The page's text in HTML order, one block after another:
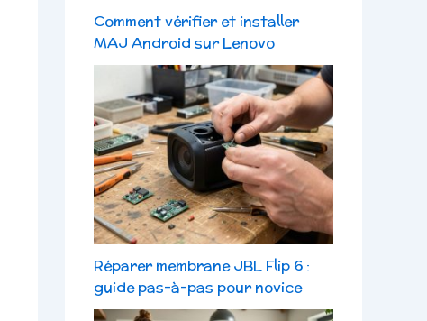
Comment vérifier et installer
MAJ Android sur Lenovo
Réparer membrane JBL Flip 6 :
guide pas-à-pas pour novice